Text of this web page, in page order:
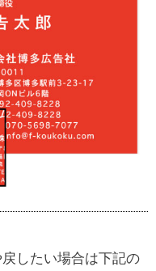
したい場合は下記の